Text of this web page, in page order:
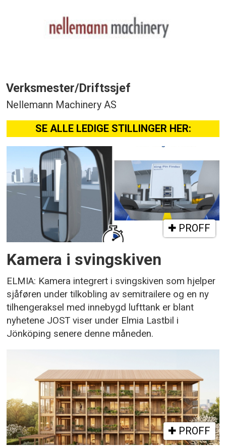
Verksmester/Driftssjef
Nellemann Machinery AS
SE ALLE LEDIGE STILLINGER HER:
PROFF
Kamera i svingskiven
ELMIA: Kamera integrert i svingskiven som hjelper
sjåføren under tilkobling av semitrailere og en ny
tilhengeraksel med innebygd lufttank er blant
nyhetene JOST viser under Elmia Lastbil i
Jönköping senere denne måneden.
PROFF